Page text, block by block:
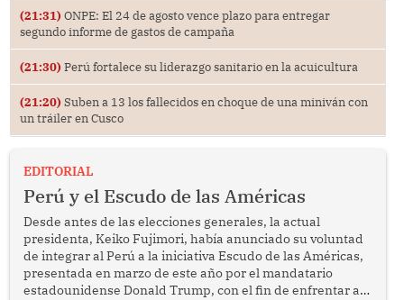
(21:31) ONPE: El 24 de agosto vence plazo para entregar
segundo informe de gastos de campaña
(21:30) Perú fortalece su liderazgo sanitario en la acuicultura
(21:20) Suben a 13 los fallecidos en choque de una miniván con
un tráiler en Cusco
EDITORIAL
Perú y el Escudo de las Américas
Desde antes de las elecciones generales, la actual
presidenta, Keiko Fujimori, había anunciado su voluntad
de integrar al Perú a la iniciativa Escudo de las Américas,
presentada en marzo de este año por el mandatario
estadounidense Donald Trump, con el fin de enfrentar al